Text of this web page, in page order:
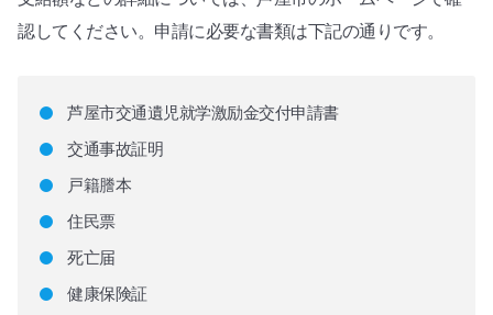
認してください。申請に必要な書類は下記の通りです。
芦屋市交通遺児就学激励金交付申請書
交通事故証明
戸籍謄本
住民票
死亡届
健康保険証